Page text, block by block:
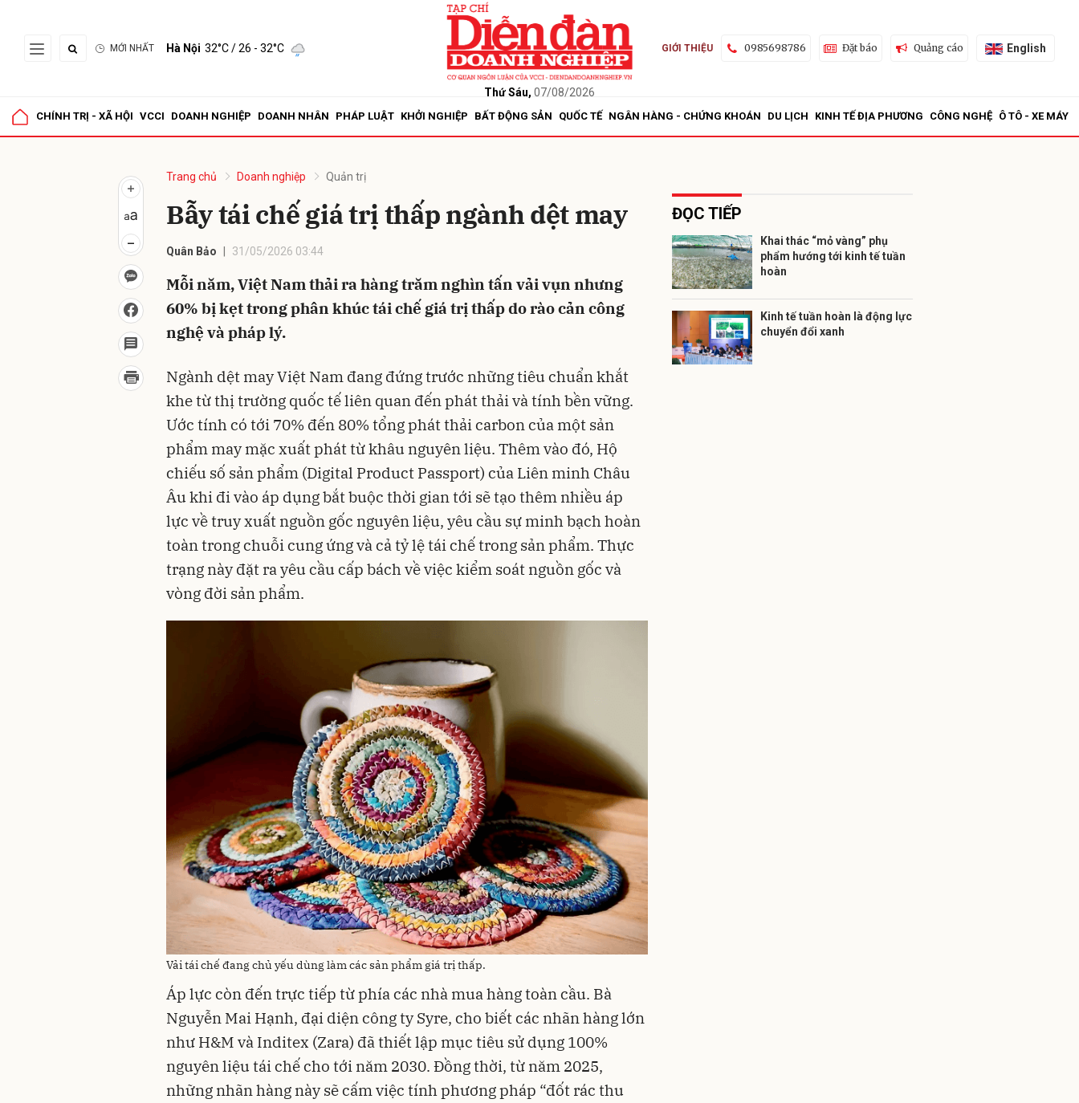
MỚI NHẤT Hà Nội 32°C/ 26 - 32°C
Thứ Sáu, 07/08/2026
GIỚI THIỆU 0985698786 Đặt báo Quảng cáo English
CHÍNH TRỊ - XÃ HỘI VCCI DOANH NGHIỆP DOANH NHÂN PHÁP LUẬT KHỞI NGHIỆP BẤT ĐỘNG SẢN QUỐC TẾ NGÂN HÀNG - CHỨNG KHOÁN DU LỊCH KINH TẾ ĐỊA PHƯƠNG CÔNG NGHỆ Ô TÔ - XE MÁY
Trang chủ Doanh nghiệp Quản trị
Bẫy tái chế giá trị thấp ngành dệt may
Quân Bảo 31/05/2026 03:44
Mỗi năm, Việt Nam thải ra hàng trăm nghìn tấn vải vụn nhưng
60% bị kẹt trong phân khúc tái chế giá trị thấp do rào cản công
nghệ và pháp lý.
Ngành dệt may Việt Nam đang đứng trước những tiêu chuẩn khắt
khe từ thị trường quốc tế liên quan đến phát thải và tính bền vững.
Ước tính có tới 70% đến 80% tổng phát thải carbon của một sản
phẩm may mặc xuất phát từ khâu nguyên liệu. Thêm vào đó, Hộ
chiếu số sản phẩm (Digital Product Passport) của Liên minh Châu
Âu khi đi vào áp dụng bắt buộc thời gian tới sẽ tạo thêm nhiều áp
lực về truy xuất nguồn gốc nguyên liệu, yêu cầu sự minh bạch hoàn
toàn trong chuỗi cung ứng và cả tỷ lệ tái chế trong sản phẩm. Thực
trạng này đặt ra yêu cầu cấp bách về việc kiểm soát nguồn gốc và
vòng đời sản phẩm.
Vải tái chế đang chủ yếu dùng làm các sản phẩm giá trị thấp.
Áp lực còn đến trực tiếp từ phía các nhà mua hàng toàn cầu. Bà
Nguyễn Mai Hạnh, đại diện công ty Syre, cho biết các nhãn hàng lớn
như H&M và Inditex (Zara) đã thiết lập mục tiêu sử dụng 100%
nguyên liệu tái chế cho tới năm 2030. Đồng thời, từ năm 2025,
những nhãn hàng này sẽ cấm việc tính phương pháp “đốt rác thu
ĐỌC TIẾP
Khai thác “mỏ vàng” phụ
phẩm hướng tới kinh tế tuần
hoàn
Kinh tế tuần hoàn là động lực
chuyển đổi xanh
Gửi